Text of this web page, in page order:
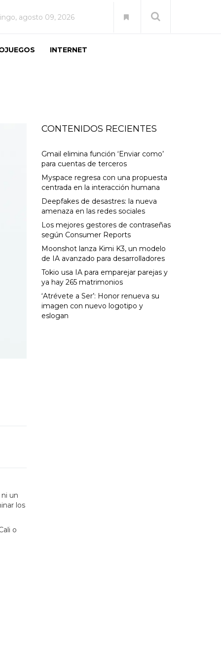
agosto 09, 2026
INTERNET
un
los
o
CONTENIDOS RECIENTES
Gmail elimina función ‘Enviar como’
para cuentas de terceros
Myspace regresa con una propuesta
centrada en la interacción humana
Deepfakes de desastres: la nueva
amenaza en las redes sociales
Los mejores gestores de contraseñas
según Consumer Reports
Moonshot lanza Kimi K3, un modelo
de IA avanzado para desarrolladores
Tokio usa IA para emparejar parejas y
ya hay 265 matrimonios
‘Atrévete a Ser’: Honor renueva su
imagen con nuevo logotipo y
eslogan